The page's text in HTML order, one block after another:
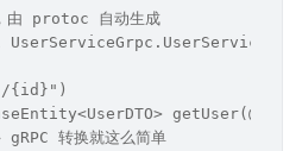
protoc 自动生成
{id}")
转换就这么简单